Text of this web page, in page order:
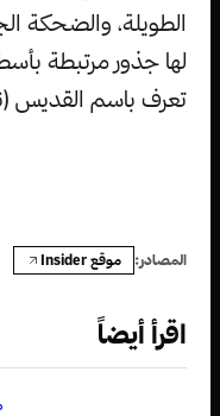
الطويلة، والضحكة
لها جذور مرتبطة
تعرف باسم القديس
المصادر: موقع Insider
اقرأ أيضاً